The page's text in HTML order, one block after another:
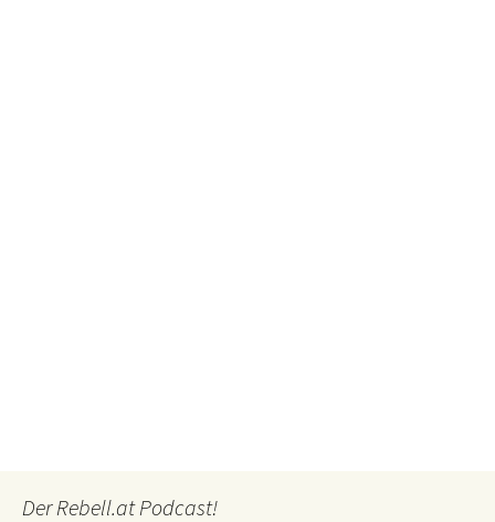
Der Rebell.at Podcast!